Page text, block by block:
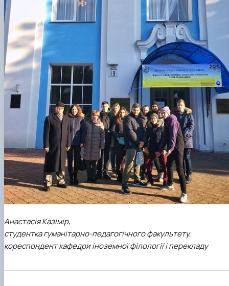
Анастасія Казімір,
студентка гуманітарно-педагогічного факультету,
кореспондент кафедри іноземної філології і перекладу